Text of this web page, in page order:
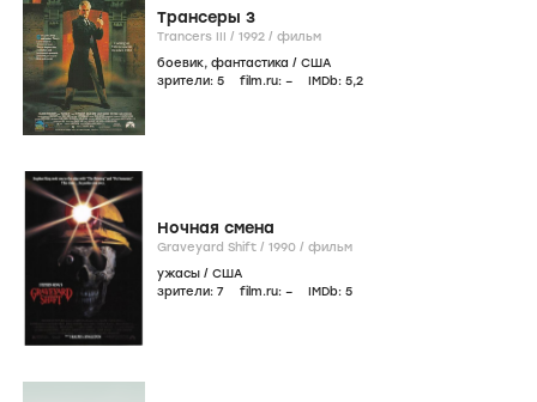
Трансеры 3
Trancers III / 1992 / фильм
боевик, фантастика / США
зрители: 5 film.ru: – IMDb: 5,2
Ночная смена
Graveyard Shift / 1990 / фильм
ужасы / США
зрители: 7 film.ru: – IMDb: 5